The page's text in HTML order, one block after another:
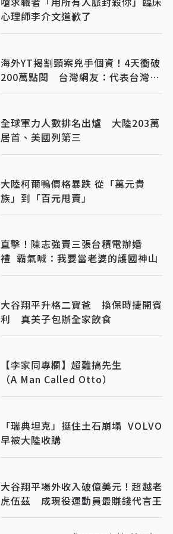
心理師李介文道歉了
海外YT揭割頸案兇手個資！4天衝破
200萬點閱 台灣網友：代表台灣司
法多令人失望
全球軍力人數排名出爐 大陸203萬
居首、美國列第三
大陸柯爾鴨價格暴跌 從「萬元貴
族」到「百元甩賣」
直擊！陳志強賣三張台積電辦婚
禮 霸氣喊：我要當老婆的護國神山
大谷翔平升格二寶爸 換保時捷開賓
利 真美子包辦全家飲食
【李家同專欄】超難搞先生
（A Man Called Otto）
「瑞典坦克」挺住土石崩塌 VOLVO
早被大陸收購
大谷翔平場外收入破億美元！超越老
虎伍茲 成現役運動員最賺錢代言王